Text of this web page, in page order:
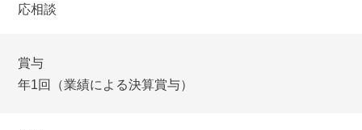
応相談
賞与
年1回（業績による決算賞与）